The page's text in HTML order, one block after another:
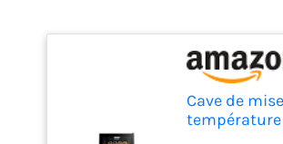
Cave de